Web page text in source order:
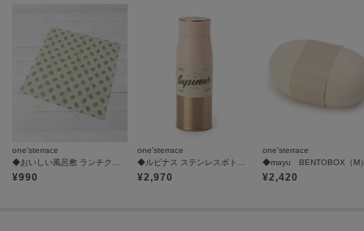
one'sterrace
◆おいしい風呂敷 ランチクロス
¥990
one'sterrace
◆ルピナス ステンレスボトル RG 2 400ml
¥2,970
one'sterrace
◆mayu BENTOBOX（M
¥2,420